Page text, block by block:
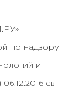
по надзору
и
св-